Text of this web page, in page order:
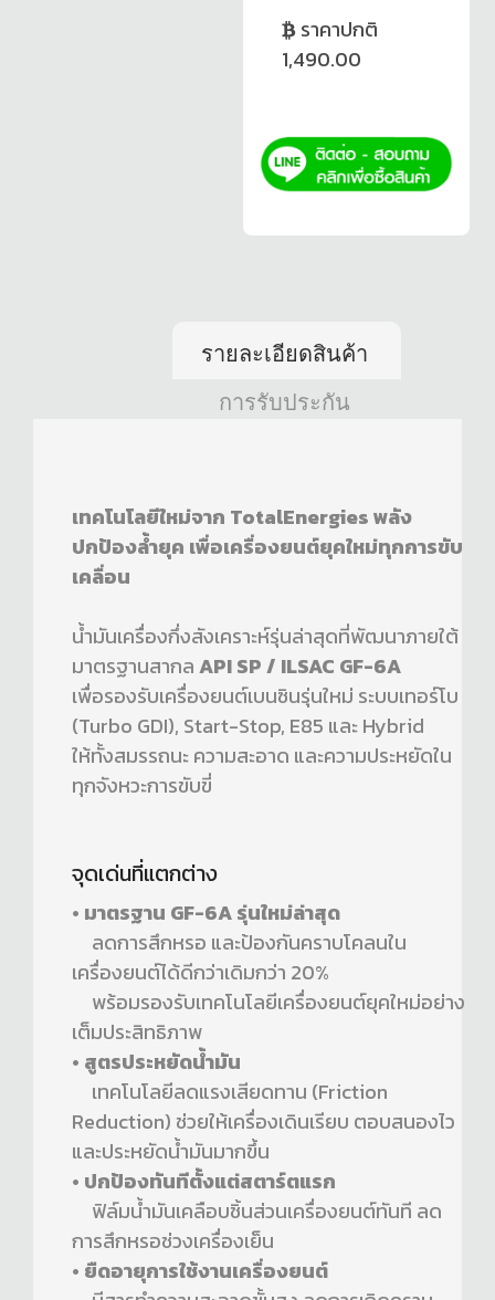
ราคาปกติ
1,490.00
รายละเอียดสินค้า
การรับประกัน
เทคโนโลยีใหม่จาก TotalEnergies พลัง
ปกป้องล้ำยุค เพื่อเครื่องยนต์ยุคใหม่ทุกการขับ
เคลื่อน
น้ำมันเครื่องกึ่งสังเคราะห์รุ่นล่าสุดที่พัฒนาภายใต้
มาตรฐานสากลAPI SP / ILSAC GF-6A
เพื่อรองรับเครื่องยนต์เบนซินรุ่นใหม่ ระบบเทอร์โบ
(Turbo GDI), Start-Stop, E85 และ Hybrid
ให้ทั้งสมรรถนะ ความสะอาด และความประหยัดใน
ทุกจังหวะการขับขี่
จุดเด่นที่แตกต่าง
• มาตรฐาน GF-6A รุ่นใหม่ล่าสุด
ลดการสึกหรอ และป้องกันคราบโคลนใน
เครื่องยนต์ได้ดีกว่าเดิมกว่า 20%
พร้อมรองรับเทคโนโลยีเครื่องยนต์ยุคใหม่อย่าง
เต็มประสิทธิภาพ
• สูตรประหยัดน้ำมัน
เทคโนโลยีลดแรงเสียดทาน (Friction
Reduction) ช่วยให้เครื่องเดินเรียบ ตอบสนองไว
และประหยัดน้ำมันมากขึ้น
• ปกป้องทันทีตั้งแต่สตาร์ตแรก
ฟิล์มน้ำมันเคลือบชิ้นส่วนเครื่องยนต์ทันที ลด
การสึกหรอช่วงเครื่องเย็น
• ยืดอายุการใช้งานเครื่องยนต์